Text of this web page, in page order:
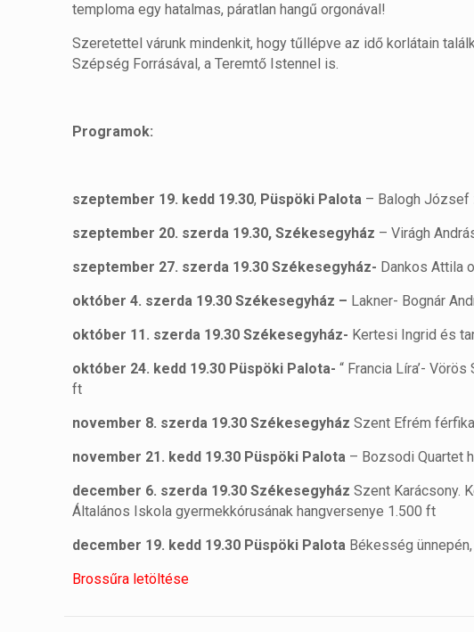
temploma egy hatalmas, páratlan hangű orgonával!
Szeretettel várunk mindenkit, hogy tűllépve az idő korlátain
Szépség Forrásával, a Teremtő Istennel is.
Programok:
szeptember 19. kedd 19.30, Püspöki Palota – Balogh József
szeptember 20. szerda 19.30, Székesegyház – Virágh
szeptember 27. szerda 19.30 Székesegyház- Dankos Attila
október 4. szerda 19.30 Székesegyház – Lakner- Bognár
október 11. szerda 19.30 Székesegyház- Kertesi Ingrid és
október 24. kedd 19.30 Püspöki Palota-“ Francia Líra’-
ft
november 8. szerda 19.30 SzékesegyházSzent Efrém
november 21. kedd 19.30 Püspöki Palota – Bozsodi Quartet
december 6. szerda 19.30 SzékesegyházSzent Karácsony.
Általános Iskola gyermekkórusának hangversenye 1.500 ft
december 19. kedd 19.30 Püspöki Palota Békesség
Brossűra letöltése